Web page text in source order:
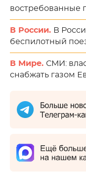
востребованные
В России. В
беспилотный
В Мире. СМИ:
снабжать газом